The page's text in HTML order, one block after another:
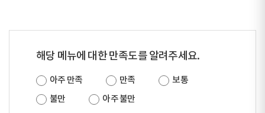
해당 메뉴에 대한 만족도를 알려주세요.
아주 만족 만족
보통
불만
아주 불만